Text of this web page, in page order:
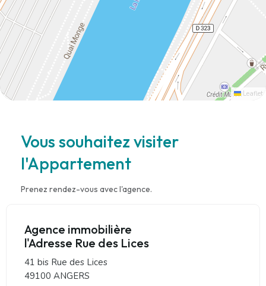
Leaflet
Vous souhaitez visiter
l'Appartement
Prenez rendez-vous avec l'agence.
Agence immobilière
l'Adresse Rue des Lices
41 bis Rue des Lices
49100 ANGERS